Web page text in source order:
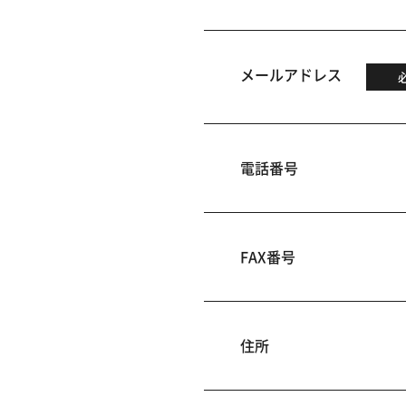
メールアドレス
電話番号
FAX番号
住所